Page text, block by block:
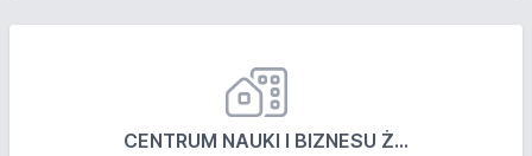
CENTRUM NAUKI I BIZNESU Ż...